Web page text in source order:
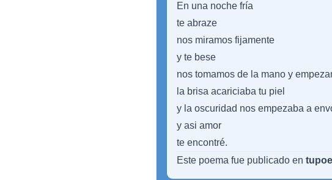
En una noche fría
te abraze
nos miramos fijamente
y te bese
nos tomamos de la mano y
la brisa acariciaba tu piel
y la oscuridad nos empezaba a
y asi amor
te encontré.
Este poema fue publicado en